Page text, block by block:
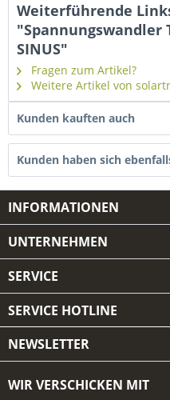
Weiterführende
"Spannungswandler
SINUS"
Fragen zum Artikel?
Weitere Artikel von
Kunden kauften auch
Kunden haben sich
INFORMATIONEN
UNTERNEHMEN
SERVICE
SERVICE HOTLINE
NEWSLETTER
WIR VERSCHICKEN MIT